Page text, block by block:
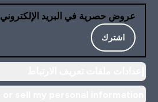
عروض حصرية في البريد الإلكتروني
اشترك